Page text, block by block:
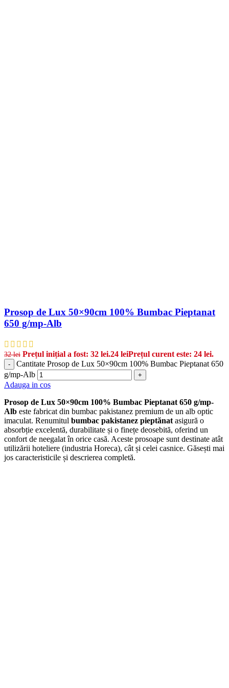
Prosop de Lux 50×90cm 100% Bumbac Pieptanat
650 g/mp-Alb
32lei Prețul inițial a fost: 32 lei.24 leiPrețul curent este: 24 lei.
-
Cantitate Prosop de Lux 50×90cm 100% Bumbac Pieptanat 650
g/mp-Alb
+
Adauga in cos
Prosop de Lux 50×90cm 100% Bumbac Pieptanat 650 g/mp-
Alb este fabricat din bumbac pakistanez premium de un alb optic
imaculat. Renumitul bumbac pakistanez pieptănat asigură o
absorbție excelentă, durabilitate și o finețe deosebită, oferind un
confort de neegalat în orice casă. Aceste prosoape sunt destinate atât
utilizării hoteliere (industria Horeca), cât și celei casnice. Găsești mai
jos caracteristicile și descrierea completă.